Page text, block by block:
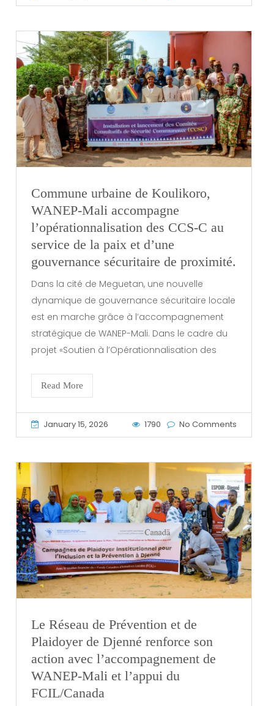
Commune urbaine de Koulikoro,
WANEP-Mali accompagne
l’opérationnalisation des CCS-C au
service de la paix et d’une
gouvernance sécuritaire de proximité.
Dans la cité de Meguetan, une nouvelle
dynamique de gouvernance sécuritaire locale
est en marche grâce à l’accompagnement
stratégique de WANEP-Mali. Dans le cadre du
projet «Soutien à l’Opérationnalisation des
Read More
January 15, 2026 1790 No Comments
Le Réseau de Prévention et de
Plaidoyer de Djenné renforce son
action avec l’accompagnement de
WANEP-Mali et l’appui du
FCIL/Canada